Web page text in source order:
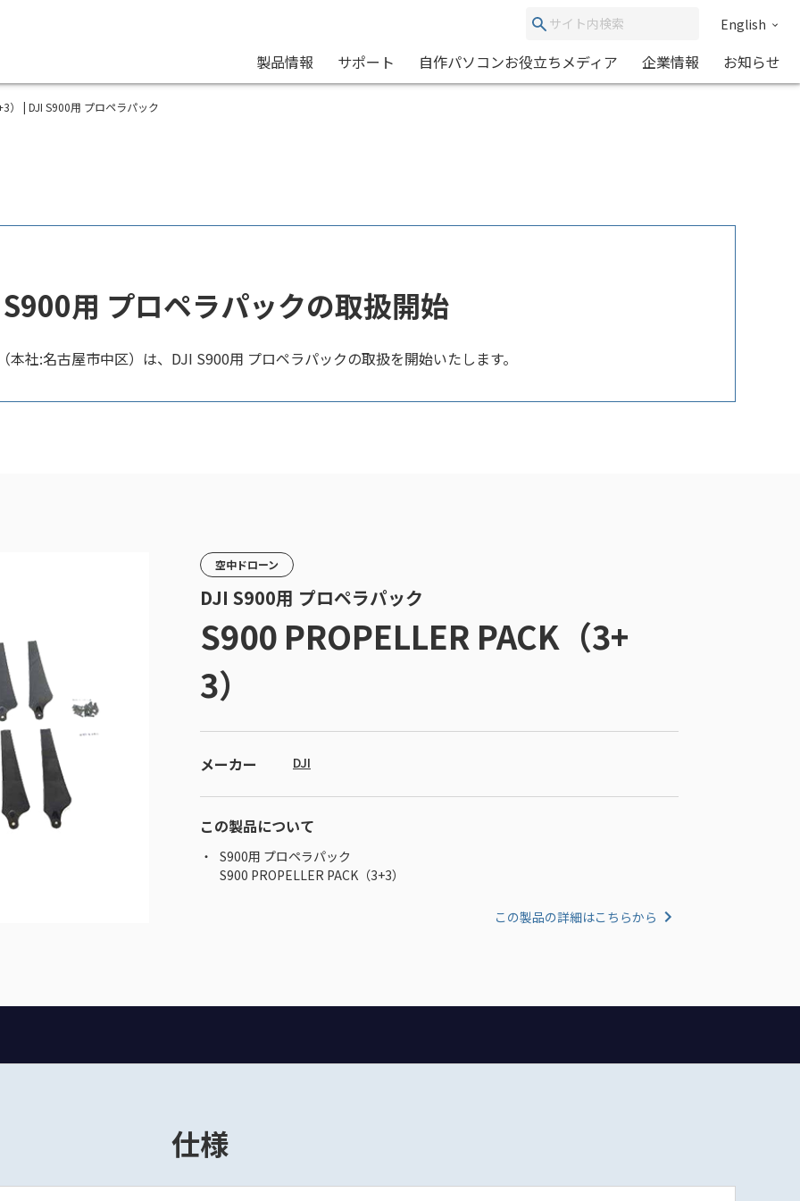
English
製品情報 サポート 自作パソコンお役立ちメディア 企業情報 お知らせ
） | DJI S900用 プロペラパック
用 プロペラパックの取扱開始
本社:名古屋市中区）は、DJI S900用 プロペラパックの取扱を開始いたします。
空中ドローン
DJI S900用 プロペラパック
S900 PROPELLER PACK（3+
3）
メーカー DJI
この製品について
S900用 プロペラパック
S900 PROPELLER PACK（3+3）
この製品の詳細はこちらから
仕様